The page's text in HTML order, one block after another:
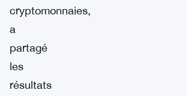
cryptomonnaies,
a
partagé
les
résultats